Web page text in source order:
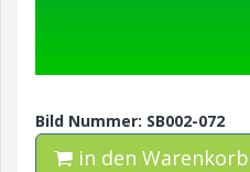
Bild Nummer: SB002-072
in den Warenkorb